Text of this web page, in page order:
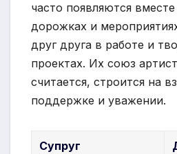
часто появляются
дорожках и
друг друга в работе и
проектах. Их союз
считается, строится на
поддержке и уважении.
Супруг